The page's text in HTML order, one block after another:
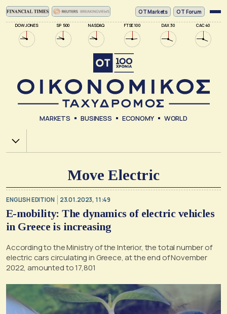
DOW JONES SP 500 NASDAQ FTSE 100 DAX 30 CAC 40
ΟΤ Markets OT Forum
MARKETS BUSINESS ECONOMY WORLD
Χ.Α.
Move Electric
ENGLISH EDITION 23.01.2023, 11:49
E-mobility: The dynamics of electric vehicles
in Greece is increasing
According to the Ministry of the Interior, the total number of
electric cars circulating in Greece, at the end of November
2022, amounted to 17,801